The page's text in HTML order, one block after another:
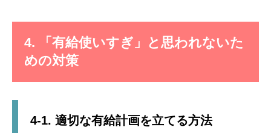
4. 「有給使いすぎ」と思われないた
めの対策
4-1. 適切な有給計画を立てる方法